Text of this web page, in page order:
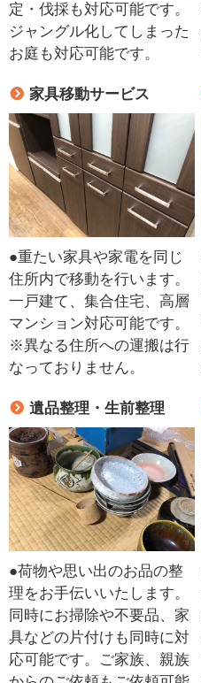
定・伐採も対応可能です。
ジャングル化してしまった
お庭も対応可能です。
家具移動サービス
●重たい家具や家電を同じ
住所内で移動を行います。
一戸建て、集合住宅、高層
マンション対応可能です。
※異なる住所への運搬は行
なっておりません。
遺品整理・生前整理
●荷物や思い出のお品の整
理をお手伝いいたします。
同時にお掃除や不要品、家
具などの片付けも同時に対
応可能です。ご家族、親族